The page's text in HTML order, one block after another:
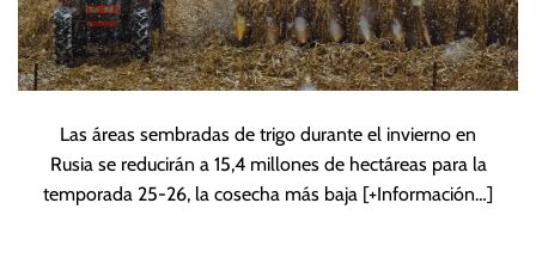
Las áreas sembradas de trigo durante el invierno en
Rusia se reducirán a 15,4 millones de hectáreas para la
temporada 25-26, la cosecha más baja [+Información…]